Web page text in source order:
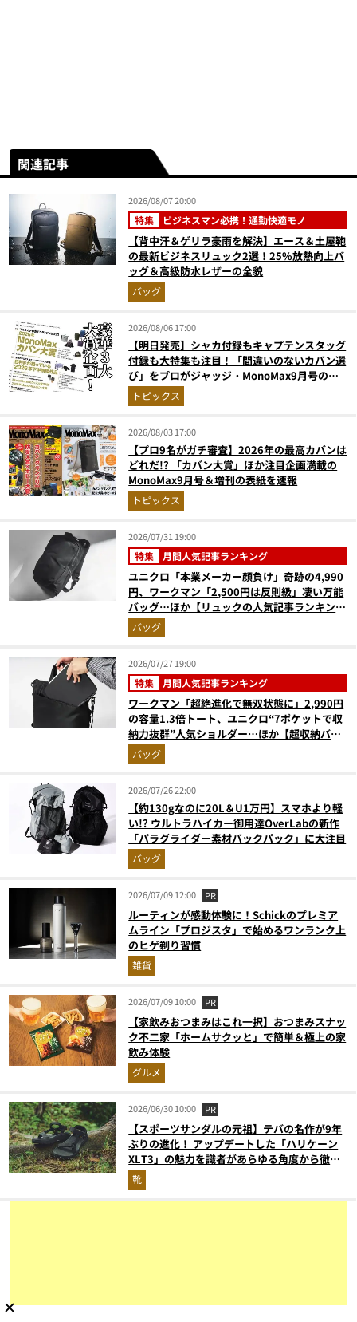
関連記事
2026/08/07 20:00
特集 ビジネスマン必携！通勤快適モノ
【背中汗＆ゲリラ豪雨を解決】エース＆土屋鞄
の最新ビジネスリュック2選！25%放熱向上バ
ッグ＆高級防水レザーの全貌
バッグ
2026/08/06 17:00
【明日発売】シャカ付録もキャプテンスタッグ
付録も大特集も注目！「間違いのないカバン選
び」をプロがジャッジ・MonoMax9月号の目
次を公開
トピックス
2026/08/03 17:00
【プロ9名がガチ審査】2026年の最高カバンは
どれだ!? 「カバン大賞」ほか注目企画満載の
MonoMax9月号＆増刊の表紙を速報
トピックス
2026/07/31 19:00
特集 月間人気記事ランキング
ユニクロ「本業メーカー顔負け」奇跡の4,990
円、ワークマン「2,500円は反則級」凄い万能
バッグ…ほか【リュックの人気記事ランキング
ベスト3】（2026年6月版）
バッグ
2026/07/27 19:00
特集 月間人気記事ランキング
ワークマン「超絶進化で無双状態に」2,990円
の容量1.3倍トート、ユニクロ“7ポケットで収
納力抜群”人気ショルダー…ほか【超収納バッ
グの人気記事ランキングベスト3】（2026年6
月版）
バッグ
2026/07/26 22:00
【約130gなのに20L＆U1万円】スマホより軽
い!? ウルトラハイカー御用達OverLabの新作
「パラグライダー素材バックパック」に大注目
バッグ
2026/07/09 12:00 PR
ルーティンが感動体験に！Schickのプレミア
ムライン「プロジスタ」で始めるワンランク上
のヒゲ剃り習慣
雑貨
2026/07/09 10:00 PR
【家飲みおつまみはこれ一択】おつまみスナッ
ク不二家「ホームサクッと」で簡単＆極上の家
飲み体験
グルメ
2026/06/30 10:00 PR
【スポーツサンダルの元祖】テバの名作が9年
ぶりの進化！ アップデートした「ハリケーン
XLT3」の魅力を識者があらゆる角度から徹底
解説！
靴